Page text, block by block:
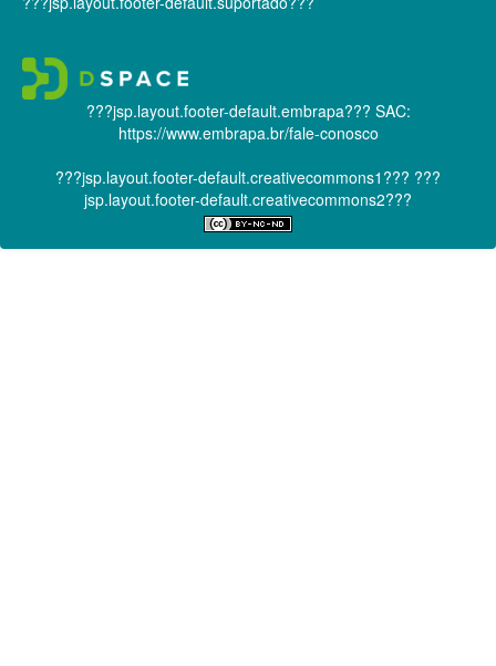
???jsp.layout.footer-default.embrapa??? SAC:
https://www.embrapa.br/fale-conosco
???jsp.layout.footer-default.creativecommons1??? ???
jsp.layout.footer-default.creativecommons2???